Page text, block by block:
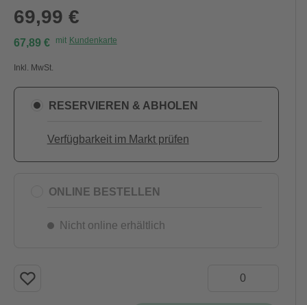
69,99 €
67,89 € mit Kundenkarte
Inkl. MwSt.
RESERVIEREN & ABHOLEN
Verfügbarkeit im Markt prüfen
ONLINE BESTELLEN
Nicht online erhältlich